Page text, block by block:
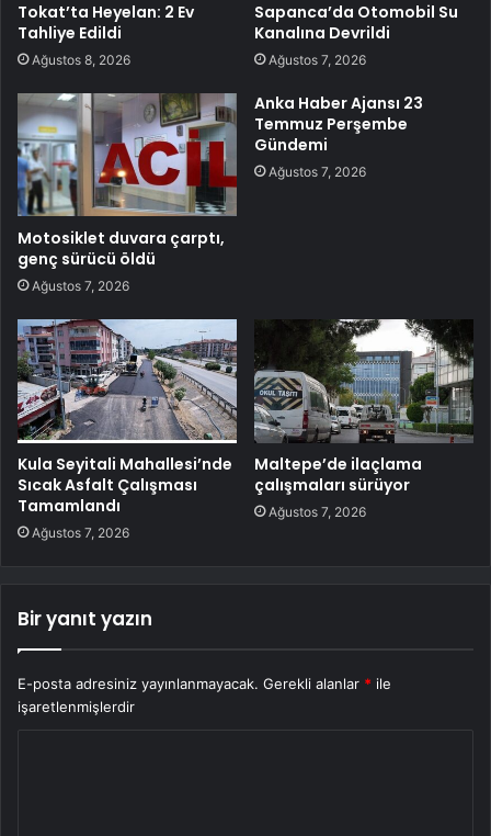
Tokat’ta Heyelan: 2 Ev
Tahliye Edildi
Ağustos 8, 2026
Sapanca’da Otomobil Su
Kanalına Devrildi
Ağustos 7, 2026
Motosiklet duvara çarptı,
genç sürücü öldü
Ağustos 7, 2026
Anka Haber Ajansı 23
Temmuz Perşembe
Gündemi
Ağustos 7, 2026
Kula Seyitali Mahallesi’nde
Sıcak Asfalt Çalışması
Tamamlandı
Ağustos 7, 2026
Maltepe’de ilaçlama
çalışmaları sürüyor
Ağustos 7, 2026
Bir yanıt yazın
E-posta adresiniz yayınlanmayacak. Gerekli alanlar * ile
işaretlenmişlerdir